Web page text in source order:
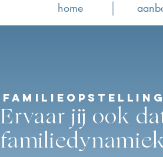
home
familieopstelling
Ervaar jij ook